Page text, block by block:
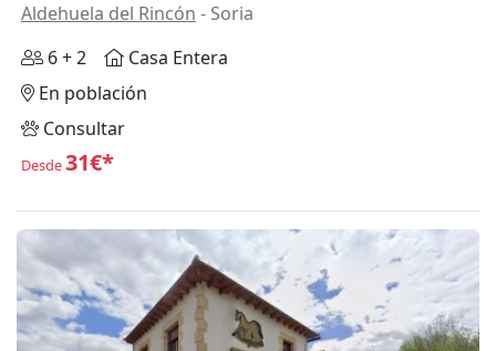
Aldehuela del Rincón - Soria
6 + 2
Casa Entera
En población
Consultar
Desde31€*